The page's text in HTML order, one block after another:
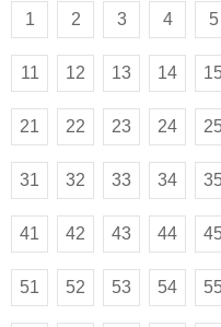
1 2 3 4 5
11 12 13 14
21 22 23 24
31 32 33 34
41 42 43 44
51 52 53 54